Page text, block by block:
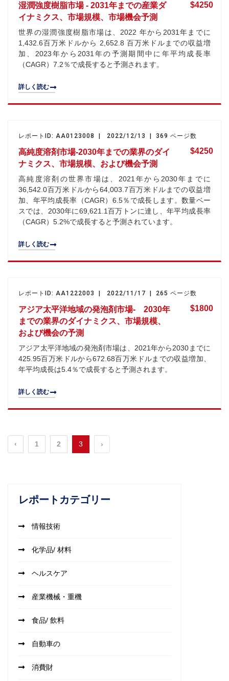
湿潤強度樹脂市場 - 2031年までの産業ダ
イナミクス、市場規模、市場機会予測
$4250
世界の湿潤強度樹脂市場は、2022 年から2031年までに
1,432.6百万米ドルから 2,652.8 百万米ドルまでの収益増
加、2023年から2031年の予測期間中に年平均成長率
（CAGR）7.2％で成長すると予測されます。
詳しく読む
レポートID: AA0123008 | 2022/12/13 | 369 ページ数
高純度溶剤市場-2030年までの業界のダイ
ナミクス、市場規模、および機会予測
$4250
高純度溶剤の世界市場は、2021年から2030年までに
36,542.0百万米ドルから64,003.7百万米ドルまでの収益増
加、年平均成長率（CAGR）6.5％で成長します。数量ベー
スでは、2030年に69,621.1百万トンに達し、年平均成長率
（CAGR）5.2%で成長すると予測されています。
詳しく読む
レポートID: AA1222003 | 2022/11/17 | 265 ページ数
アジア太平洋地域の発泡剤市場- 2030年
までの業界のダイナミクス、市場規模、
および機会の予測
$1800
アジア太平洋地域の発泡剤市場は、2021年から2030までに
425.95百万米ドルから672.68百万米ドルまでの収益増加、
年平均成長は5.4％で成長すると予測されます。
詳しく読む
‹ 1 2 3 ›
レポートカテゴリー
情報技術
化学品/ 材料
ヘルスケア
産業機械・重機
食品/ 飲料
自動車の
消費財